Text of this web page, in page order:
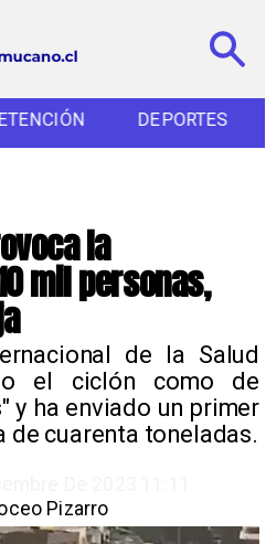
DEPORTES
la
mil personas,
de la Salud
el ciclón como de
y ha enviado un primer
de cuarenta toneladas.
Pizarro